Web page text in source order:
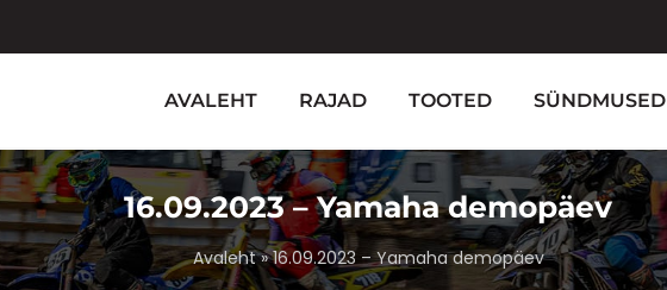
AVALEHT RAJAD TOOTED SÜNDMUSED
16.09.2023– Yamaha demopäev
Avaleht»16.09.2023 – Yamaha demopäev